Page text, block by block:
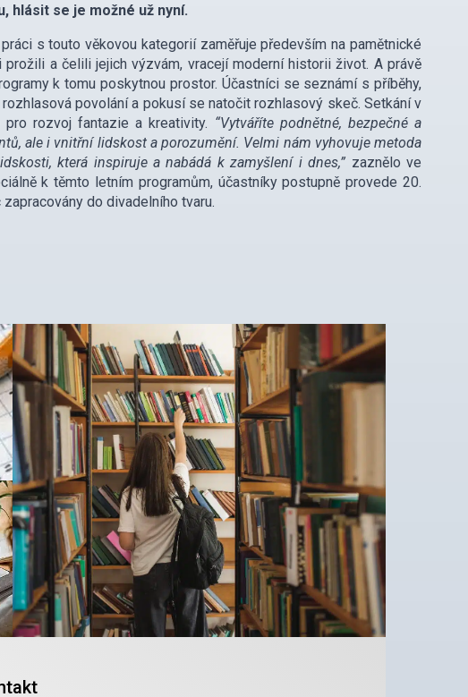
hlásit se je možné už nyní.
s touto věkovou kategorií zaměřuje především na pamětnické
a čelili jejich výzvám, vracejí moderní historii život. A právě
k tomu poskytnou prostor. Účastníci se seznámí s příběhy,
povolání a pokusí se natočit rozhlasový skeč. Setkání v
rozvoj fantazie a kreativity. “Vytváříte podnětné, bezpečné a
ale i vnitřní lidskost a porozumění. Velmi nám vyhovuje metoda
která inspiruje a nabádá k zamyšlení i dnes,” zaznělo ve
k těmto letním programům, účastníky postupně provede 20.
do divadelního tvaru.